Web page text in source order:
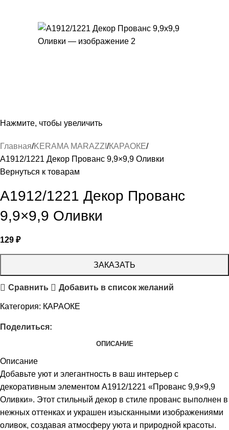
Нажмите, чтобы увеличить
Главная KERAMA MARAZZI КАРАОКЕ
А1912/1221 Декор Прованс 9,9×9,9 Оливки
Вернуться к товарам
А1912/1221 Декор Прованс
9,9×9,9 Оливки
129 ₽
ЗАКАЗАТЬ
Сравнить Добавить в список желаний
Категория: КАРАОКЕ
Поделиться:
ОПИСАНИЕ
Описание
Добавьте уют и элегантность в ваш интерьер с
декоративным элементом А1912/1221 «Прованс 9,9×9,9
Оливки». Этот стильный декор в стиле прованс выполнен в
нежных оттенках и украшен изысканными изображениями
оливок, создавая атмосферу уюта и природной красоты.